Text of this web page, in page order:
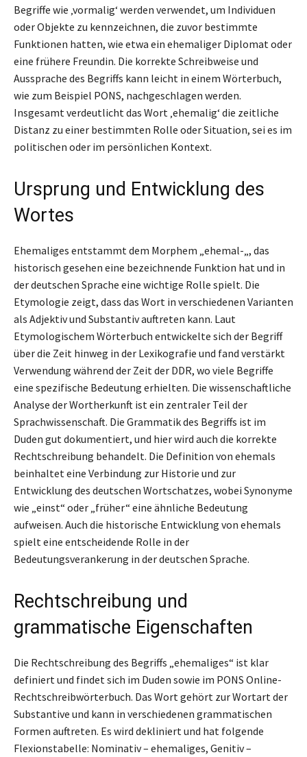
Begriffe wie ‚vormalig‘ werden verwendet, um Individuen
oder Objekte zu kennzeichnen, die zuvor bestimmte
Funktionen hatten, wie etwa ein ehemaliger Diplomat oder
eine frühere Freundin. Die korrekte Schreibweise und
Aussprache des Begriffs kann leicht in einem Wörterbuch,
wie zum Beispiel PONS, nachgeschlagen werden.
Insgesamt verdeutlicht das Wort ‚ehemalig‘ die zeitliche
Distanz zu einer bestimmten Rolle oder Situation, sei es im
politischen oder im persönlichen Kontext.
Ursprung und Entwicklung des
Wortes
Ehemaliges entstammt dem Morphem „ehemal-„, das
historisch gesehen eine bezeichnende Funktion hat und in
der deutschen Sprache eine wichtige Rolle spielt. Die
Etymologie zeigt, dass das Wort in verschiedenen Varianten
als Adjektiv und Substantiv auftreten kann. Laut
Etymologischem Wörterbuch entwickelte sich der Begriff
über die Zeit hinweg in der Lexikografie und fand verstärkt
Verwendung während der Zeit der DDR, wo viele Begriffe
eine spezifische Bedeutung erhielten. Die wissenschaftliche
Analyse der Wortherkunft ist ein zentraler Teil der
Sprachwissenschaft. Die Grammatik des Begriffs ist im
Duden gut dokumentiert, und hier wird auch die korrekte
Rechtschreibung behandelt. Die Definition von ehemals
beinhaltet eine Verbindung zur Historie und zur
Entwicklung des deutschen Wortschatzes, wobei Synonyme
wie „einst“ oder „früher“ eine ähnliche Bedeutung
aufweisen. Auch die historische Entwicklung von ehemals
spielt eine entscheidende Rolle in der
Bedeutungsverankerung in der deutschen Sprache.
Rechtschreibung und
grammatische Eigenschaften
Die Rechtschreibung des Begriffs „ehemaliges“ ist klar
definiert und findet sich im Duden sowie im PONS Online-
Rechtschreibwörterbuch. Das Wort gehört zur Wortart der
Substantive und kann in verschiedenen grammatischen
Formen auftreten. Es wird dekliniert und hat folgende
Flexionstabelle: Nominativ – ehemaliges, Genitiv –